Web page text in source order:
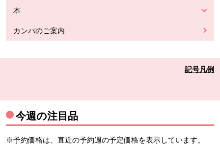
本
カンパのご案内
記号凡例
今週の注目品
※予約価格は、直近の予約週の予定価格を表示しています。